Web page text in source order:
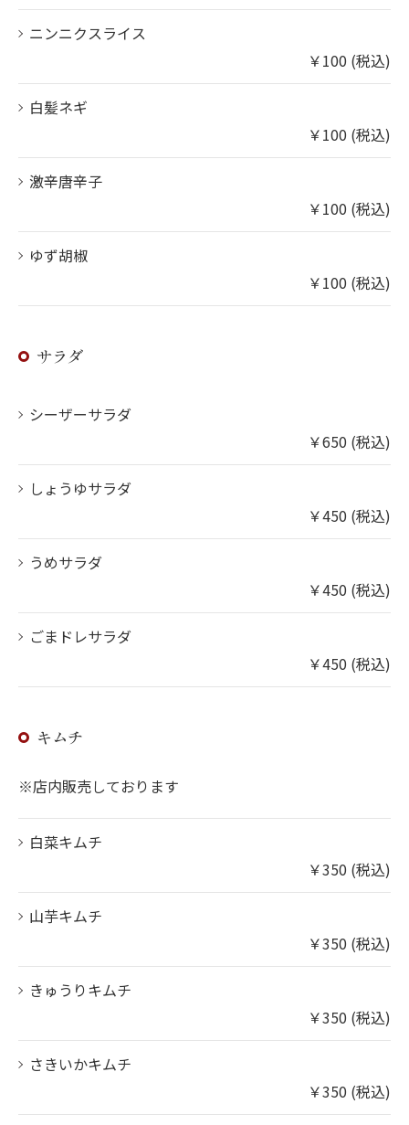
ニンニクスライス
￥100 (税込)
白髪ネギ
￥100 (税込)
激辛唐辛子
￥100 (税込)
ゆず胡椒
￥100 (税込)
サラダ
シーザーサラダ
￥650 (税込)
しょうゆサラダ
￥450 (税込)
うめサラダ
￥450 (税込)
ごまドレサラダ
￥450 (税込)
キムチ
※店内販売しております
白菜キムチ
￥350 (税込)
山芋キムチ
￥350 (税込)
きゅうりキムチ
￥350 (税込)
さきいかキムチ
￥350 (税込)